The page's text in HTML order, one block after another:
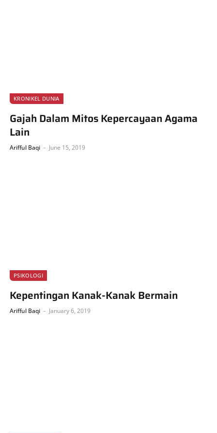
KRONIKEL DUNIA
Gajah Dalam Mitos Kepercayaan Agama
Lain
Arifful Baqi June 15, 2019
PSIKOLOGI
Kepentingan Kanak-Kanak Bermain
Arifful Baqi January 6, 2019